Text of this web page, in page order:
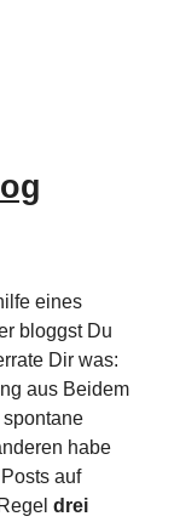
eines
bloggst Du
Dir was:
aus Beidem
habe
auf
drei